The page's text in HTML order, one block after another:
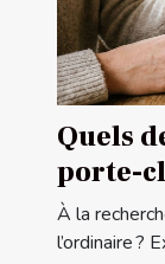
Quels
porte-
À la
l’ordinaire ?